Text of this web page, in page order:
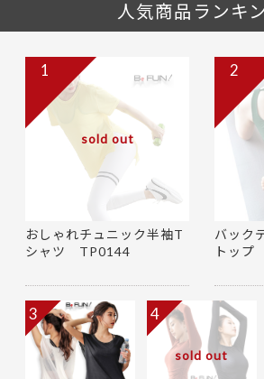
人気商品ランキ
sold out
おしゃれチュニック半袖T
シャツ TP0144
1
バック
トッ
2
3
sold out
4